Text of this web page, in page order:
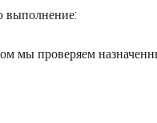
выполнение:
мы проверяем